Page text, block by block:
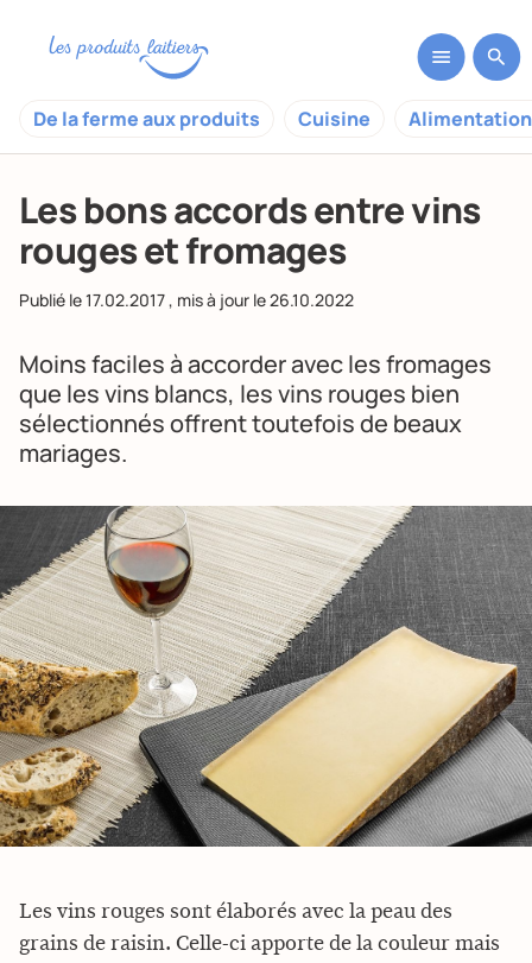
De la ferme aux produits Cuisine
Les bons accords entre vins
rouges et fromages
Publié le17.02.2017, mis à jour le26.10.2022
Moins faciles à accorder avec les fromages
que les vins blancs, les vins rouges bien
sélectionnés offrent toutefois de beaux
mariages.
Les vins rouges sont élaborés avec la peau des
grains de raisin. Celle-ci apporte de la couleur mais